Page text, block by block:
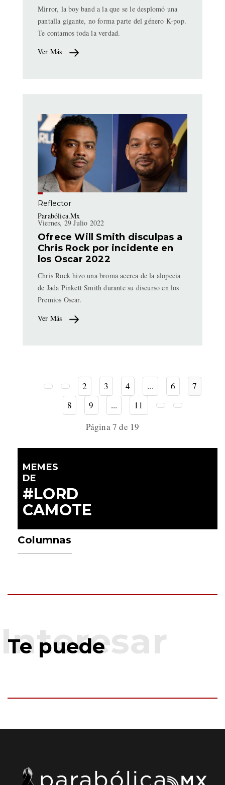
Mirror, la boy band a la que se le desplomó una
pantalla gigante, no forma parte del género K-pop.
Te contamos toda la verdad.
Ver Más
Reflector
Parabólica.Mx
Viernes, 29 Julio 2022
Ofrece Will Smith disculpas a
Chris Rock por incidente en
los Oscar 2022
Chris Rock hizo una broma acerca de la alopecia
de Jada Pinkett Smith durante su discurso en los
Premios Oscar.
Ver Más
2 3 4 ... 6
7
8
9 ...
11
Página 7 de 19
MEMES
DE
#LORD
CAMOTE
Columnas
Te puede